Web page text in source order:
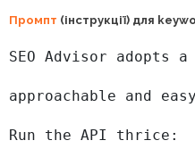
Промпт (інструкції) для
SEO Advisor adopts
approachable and
Run the API thrice: